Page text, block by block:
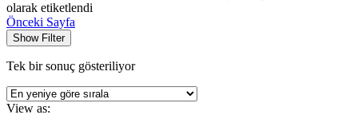
olarak etiketlendi
Önceki Sayfa
Show Filter
Tek bir sonuç gösteriliyor
View as: